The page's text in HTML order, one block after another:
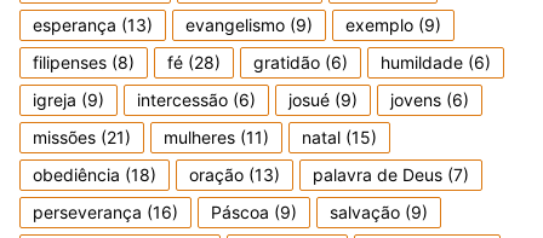
esperança (13) evangelismo (9) exemplo (9)
filipenses (8) fé (28) gratidão (6) humildade (6)
igreja (9) intercessão (6) josué (9) jovens (6)
missões (21) mulheres (11) natal (15)
obediência (18) oração (13) palavra de Deus (7)
perseverança (16) Páscoa (9) salvação (9)